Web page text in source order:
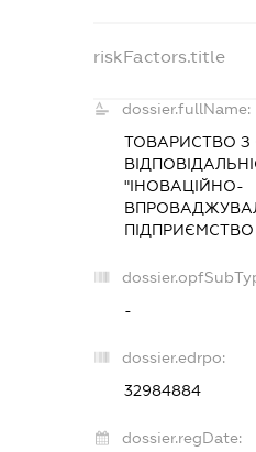
riskFactors.title
dossier.fullName:
ТОВАРИСТВО
"ІНОВАЦІЙНО-
-
dossier.edrpo:
32984884
dossier.regDate: